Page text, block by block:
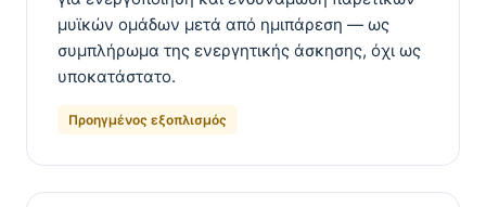
μυϊκών ομάδων μετά από ημιπάρεση — ως
συμπλήρωμα της ενεργητικής άσκησης, όχι ως
υποκατάστατο.
Προηγμένος εξοπλισμός